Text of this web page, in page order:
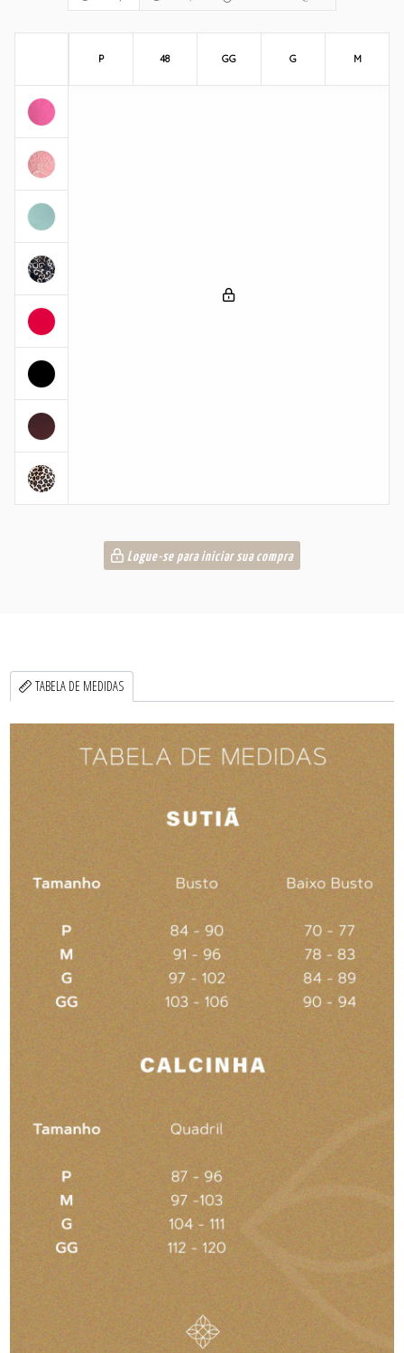
P 48 GG G M
Logue-se para iniciar sua compra
TABELA DE MEDIDAS